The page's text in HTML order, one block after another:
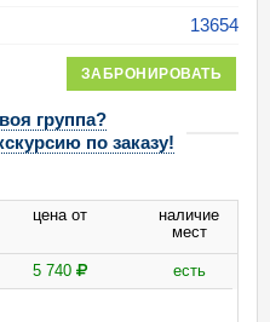
13654
ЗАБРОНИРОВАТЬ
группа?
по заказу!
цена от
наличие
мест
5 740 есть